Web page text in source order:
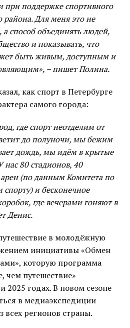
поддержке спортивного
района. Для меня это не
способ объединять людей,
и показывать, что
быть живым, доступным и
– пишет Полина.
как спорт в Петербурге
самого города:
где спорт неотделим от
до полуночи, мы бежим
дождь, мы идём в крытые
80 стадионов, 40
арен (по данным Комитета по
спорту) и бесконечное
где вечерами гоняют в
Денис.
в молодёжную
инициативы «Обмен
которую программа
чем путешествие»
2025 годах. В новом сезоне
в медиаэкспедиции
всех регионов страны.